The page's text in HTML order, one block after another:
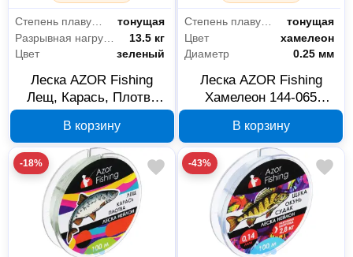
тонущая
13.5 кг
Цвет
зеленый
Леска AZOR Fishing
Лещ, Карась, Плотва
0.32 мм 13.5 кг
В корзину
Степень плавучести
тонущая
Цвет
хамелеон
Диаметр
0.25 мм
Леска AZOR Fishing
Хамелеон 144-065
кг
В корзину
-18% -43%